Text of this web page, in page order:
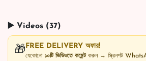
▶️ Videos (37)
🎁 FREE DELIVERY অফার!
যেকোনো ১০টি ভিডিওতে কমেন্টকরুন → স্ক্রিনশট